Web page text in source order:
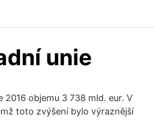
unie
objemu 3 738 mld. eur. V
toto zvýšení bylo výraznější